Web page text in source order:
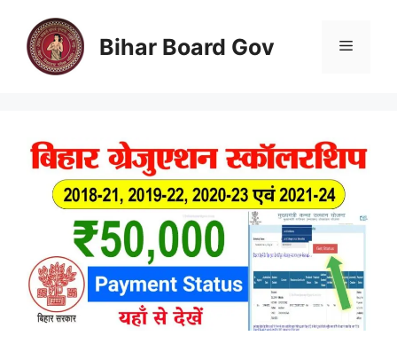
content
Bihar Board Gov Menu